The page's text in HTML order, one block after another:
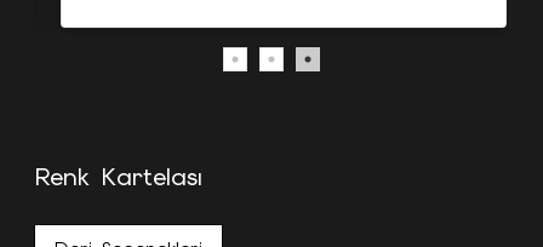
Renk Kartelası